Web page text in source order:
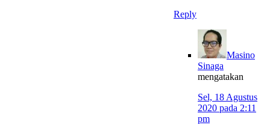
Reply
Masino
Sinaga
mengatakan
Sel, 18 Agustus
2020 pada 2:11
pm